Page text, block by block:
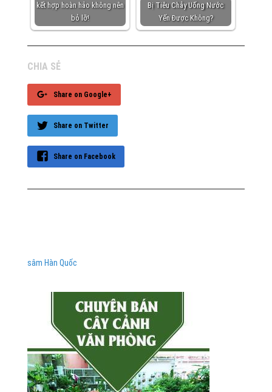
kết hợp hoàn hảo không nên
bỏ lỡ!
Bị Tiêu Chảy Uống Nước
Yến Được Không?
CHIA SẺ
Share on Google+
Share on Twitter
Share on Facebook
sâm Hàn Quốc